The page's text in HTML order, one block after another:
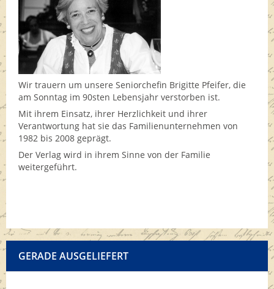
Wir trauern um unsere Seniorchefin Brigitte Pfeifer, die
am Sonntag im 90sten Lebensjahr verstorben ist.
Mit ihrem Einsatz, ihrer Herzlichkeit und ihrer
Verantwortung hat sie das Familienunternehmen von
1982 bis 2008 geprägt.
Der Verlag wird in ihrem Sinne von der Familie
weitergeführt.
GERADE AUSGELIEFERT